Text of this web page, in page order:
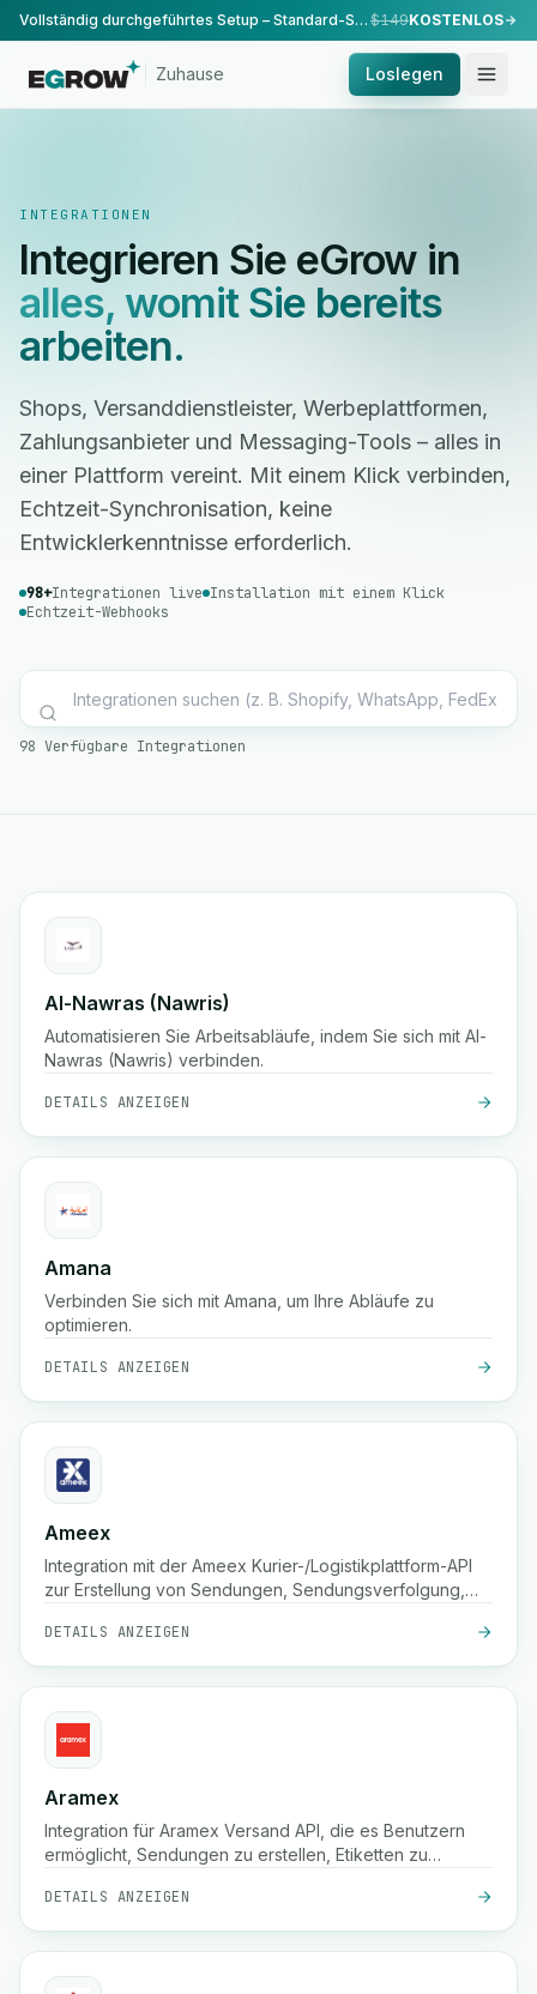
Vollständig durchgeführtes Setup – Standard-Setup, durchgeführt von unserem Team. $149KOSTENLOS
Zuhause Loslegen
INTEGRATIONEN
Integrieren Sie eGrow in
alles, womit Sie bereits
arbeiten.
Shops, Versanddienstleister, Werbeplattformen,
Zahlungsanbieter und Messaging-Tools – alles in
einer Plattform vereint. Mit einem Klick verbinden,
Echtzeit-Synchronisation, keine
Entwicklerkenntnisse erforderlich.
98+Integrationen live Installation mit einem Klick
Echtzeit-Webhooks
98 Verfügbare Integrationen
Al-Nawras (Nawris)
Automatisieren Sie Arbeitsabläufe, indem Sie sich mit Al-
Nawras (Nawris) verbinden.
DETAILS ANZEIGEN
Amana
Verbinden Sie sich mit Amana, um Ihre Abläufe zu
optimieren.
DETAILS ANZEIGEN
Ameex
Integration mit der Ameex Kurier-/Logistikplattform-API
zur Erstellung von Sendungen, Sendungsverfolgung,
DETAILS ANZEIGEN
Aramex
Integration für Aramex Versand API, die es Benutzern
ermöglicht, Sendungen zu erstellen, Etiketten zu
Lieferungen zu planen.
DETAILS ANZEIGEN